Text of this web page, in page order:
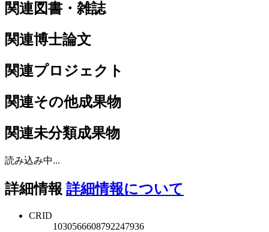
関連図書・雑誌
関連博士論文
関連プロジェクト
関連その他成果物
関連未分類成果物
読み込み中...
詳細情報 詳細情報について
CRID
1030566608792247936